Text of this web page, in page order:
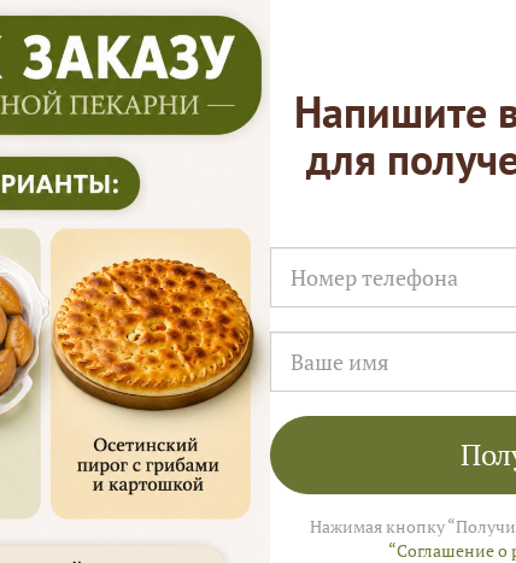
Пирогов
от 1020 ₽
фуршетные
"Русская
пекарня"
пирожки
пекарня"
Напишите
для
Нажимая кнопку
“Соглашение о